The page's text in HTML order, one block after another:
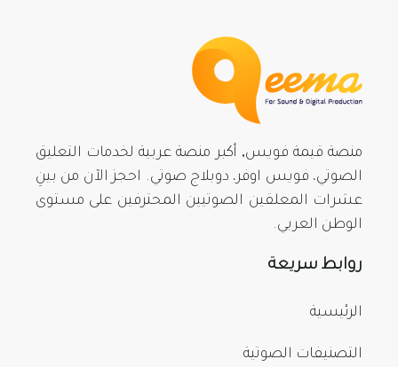
منصة قيمة فويس, أكبر منصة عربية لخدمات التعليق
الصوتي، فويس اوفر، دوبلاج صوتي. احجز الآن من بينِ
عشرات المعلقين الصوتيين المحترفين على مستوى
الوطن العربي.
روابط سريعة
الرئيسية
التصنيفات الصوتية